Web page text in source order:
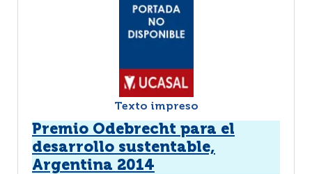
Texto impreso
Premio Odebrecht para el
desarrollo sustentable,
Argentina 2014